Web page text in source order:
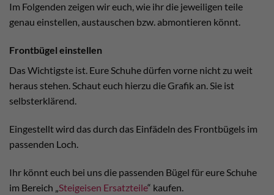
Im Folgenden zeigen wir euch, wie ihr die jeweiligen teile
genau einstellen, austauschen bzw. abmontieren könnt.
Frontbügel einstellen
Das Wichtigste ist. Eure Schuhe dürfen vorne nicht zu weit
heraus stehen. Schaut euch hierzu die Grafik an. Sie ist
selbsterklärend.
Eingestellt wird das durch das Einfädeln des Frontbügels im
passenden Loch.
Ihr könnt euch bei uns die passenden Bügel für eure Schuhe
im Bereich „ Steigeisen Ersatzteile“ kaufen.